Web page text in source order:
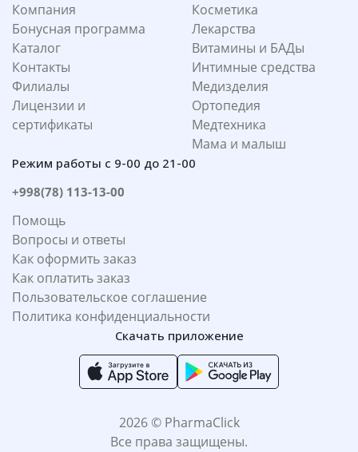
Компания
Бонусная программа
Каталог
Контакты
Филиалы
Лицензии и
сертификаты
Косметика
Лекарства
Витамины и БАДы
Интимные средства
Медизделия
Ортопедия
Медтехника
Мама и малыш
Режим работы с 9-00 до 21-00
+998(78) 113-13-00
Помощь
Вопросы и ответы
Как оформить заказ
Как оплатить заказ
Пользовательское соглашение
Политика конфиденциальности
Скачать приложение
2026 © PharmaClick
Все права защищены.